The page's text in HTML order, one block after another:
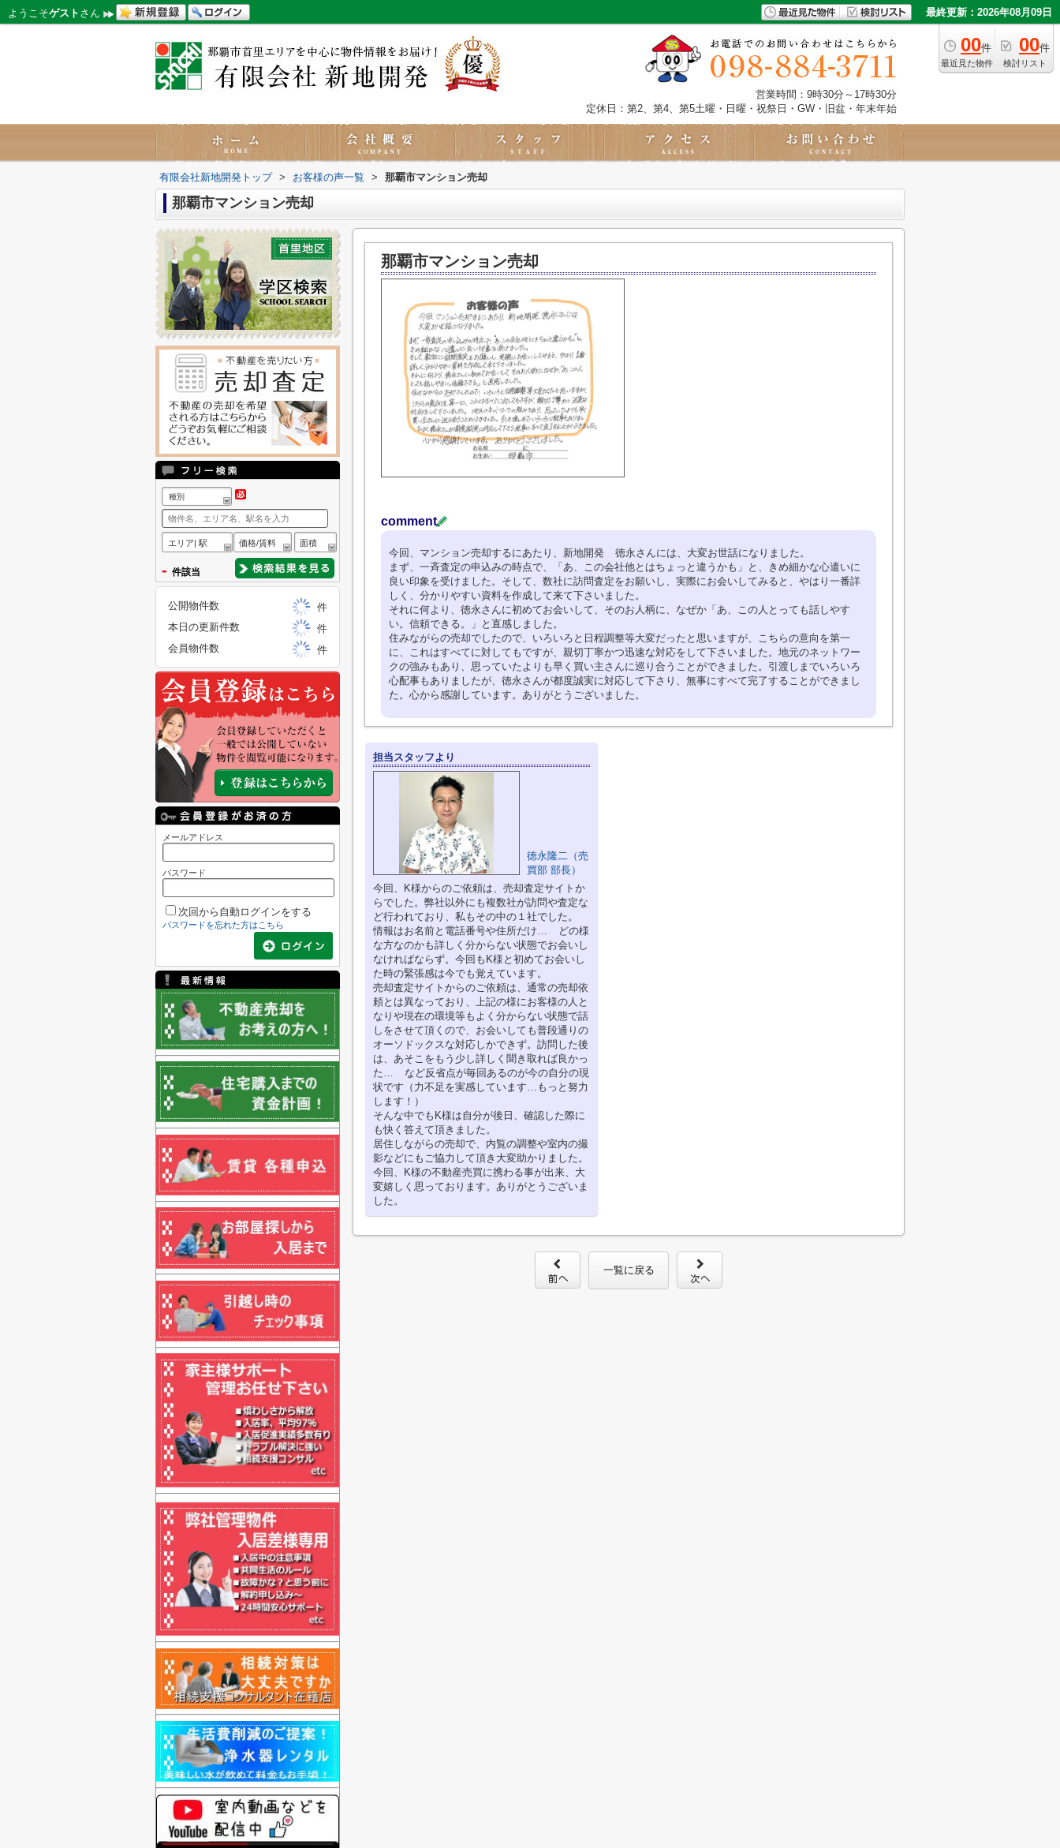
ようこそゲスト さん 最終更新：2026年08月09日
00件
最近見た物件
00件
検討リスト
営業時間：9時30分～17時30分
定休日：第2、第4、第5土曜・日曜・祝祭日・GW・旧盆・年末年始
有限会社新地開発トップ > お客様の声一覧 > 那覇市マンション売却
那覇市マンション売却
那覇市マンション売却
comment
今回、マンション売却するにあたり、新地開発 徳永さんには、大変お世話になりました。
まず、一斉査定の申込みの時点で、「あ、この会社他とはちょっと違うかも」と、きめ細かな心遣いに
良い印象を受けました。そして、数社に訪問査定をお願いし、実際にお会いしてみると、やはり一番詳
しく、分かりやすい資料を作成して来て下さいました。
それに何より、徳永さんに初めてお会いして、そのお人柄に、なぜか「あ、この人とっても話しやす
い。信頼できる。」と直感しました。
住みながらの売却でしたので、いろいろと日程調整等大変だったと思いますが、こちらの意向を第一
に、これはすべてに対してもですが、親切丁寧かつ迅速な対応をして下さいました。地元のネットワー
クの強みもあり、思っていたよりも早く買い主さんに巡り合うことができました。引渡しまでいろいろ
心配事もありましたが、徳永さんが都度誠実に対応して下さり、無事にすべて完了することができまし
た。心から感謝しています。ありがとうございました。
担当スタッフより
徳永隆二（売
買部 部長）
今回、K様からのご依頼は、売却査定サイトか
らでした。弊社以外にも複数社が訪問や査定な
ど行われており、私もその中の１社でした。
情報はお名前と電話番号や住所だけ… どの様
な方なのかも詳しく分からない状態でお会いし
なければならず。今回もK様と初めてお会いし
た時の緊張感は今でも覚えています。
売却査定サイトからのご依頼は、通常の売却依
頼とは異なっており、上記の様にお客様の人と
なりや現在の環境等もよく分からない状態で話
しをさせて頂くので、お会いしても普段通りの
オーソドックスな対応しかできず。訪問した後
は、あそこをもう少し詳しく聞き取れば良かっ
た… など反省点が毎回あるのが今の自分の現
状です（力不足を実感しています…もっと努力
します！）
そんな中でもK様は自分が後日、確認した際に
も快く答えて頂きました。
居住しながらの売却で、内覧の調整や室内の撮
影などにもご協力して頂き大変助かりました。
今回、K様の不動産売買に携わる事が出来、大
変嬉しく思っております。ありがとうございま
した。
一覧に戻る
種別
エリア| 駅 価格/賃料 面積
- 件該当
公開物件数
件
本日の更新件数
件
会員物件数
件
メールアドレス
パスワード
次回から自動ログインをする
パスワードを忘れた方はこちら